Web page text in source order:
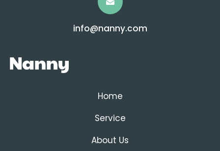
info@nanny.com
Home
Service
About Us